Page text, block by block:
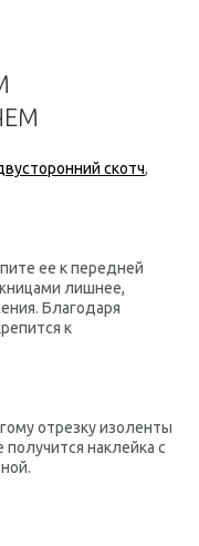
скотч,
ее к передней
лишнее,
Благодаря
к
отрезку изоленты
наклейка с